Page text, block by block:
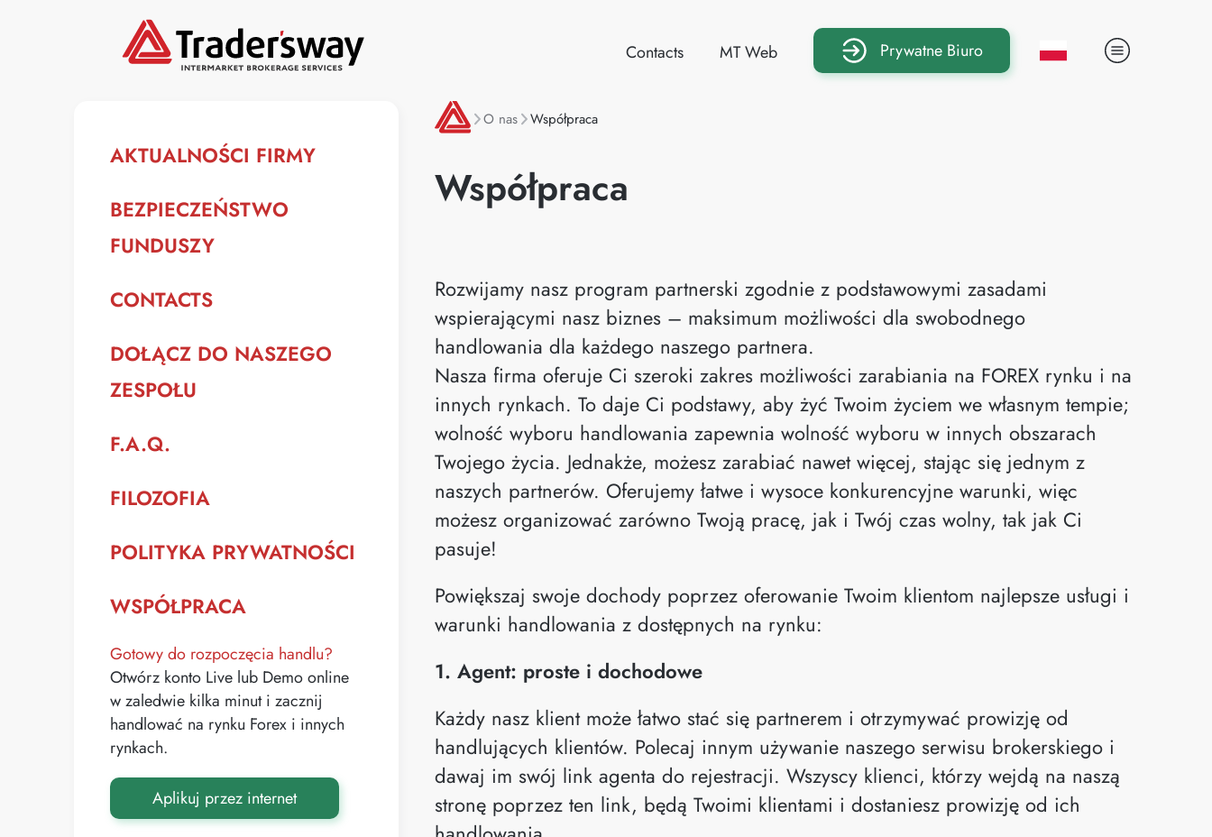
Contacts MT Web Prywatne Biuro
AKTUALNOŚCI FIRMY
BEZPIECZEŃSTWO
FUNDUSZY
CONTACTS
DOŁĄCZ DO NASZEGO
ZESPOŁU
F.A.Q.
FILOZOFIA
POLITYKA PRYWATNOŚCI
WSPÓŁPRACA
Gotowy do rozpoczęcia handlu?
Otwórz konto Live lub Demo online
w zaledwie kilka minut i zacznij
handlować na rynku Forex i innych
rynkach.
Aplikuj przez internet
O nas Współpraca
Współpraca
Rozwijamy nasz program partnerski zgodnie z podstawowymi zasadami
wspierającymi nasz biznes – maksimum możliwości dla swobodnego
handlowania dla każdego naszego partnera.
Nasza firma oferuje Ci szeroki zakres możliwości zarabiania na FOREX rynku i na
innych rynkach. To daje Ci podstawy, aby żyć Twoim życiem we własnym tempie;
wolność wyboru handlowania zapewnia wolność wyboru w innych obszarach
Twojego życia. Jednakże, możesz zarabiać nawet więcej, stając się jednym z
naszych partnerów. Oferujemy łatwe i wysoce konkurencyjne warunki, więc
możesz organizować zarówno Twoją pracę, jak i Twój czas wolny, tak jak Ci
pasuje!
Powiększaj swoje dochody poprzez oferowanie Twoim klientom najlepsze usługi i
warunki handlowania z dostępnych na rynku:
1. Agent: proste i dochodowe
Każdy nasz klient może łatwo stać się partnerem i otrzymywać prowizję od
handlujących klientów. Polecaj innym używanie naszego serwisu brokerskiego i
dawaj im swój link agenta do rejestracji. Wszyscy klienci, którzy wejdą na naszą
stronę poprzez ten link, będą Twoimi klientami i dostaniesz prowizję od ich